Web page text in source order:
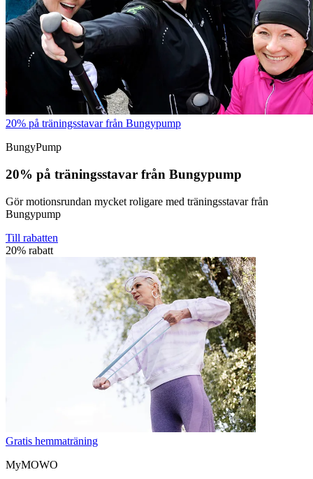
20% på träningsstavar från Bungypump
BungyPump
20% på träningsstavar från Bungypump
Gör motionsrundan mycket roligare med träningsstavar från
Bungypump
Till rabatten
20% rabatt
Gratis hemmaträning
MyMOWO